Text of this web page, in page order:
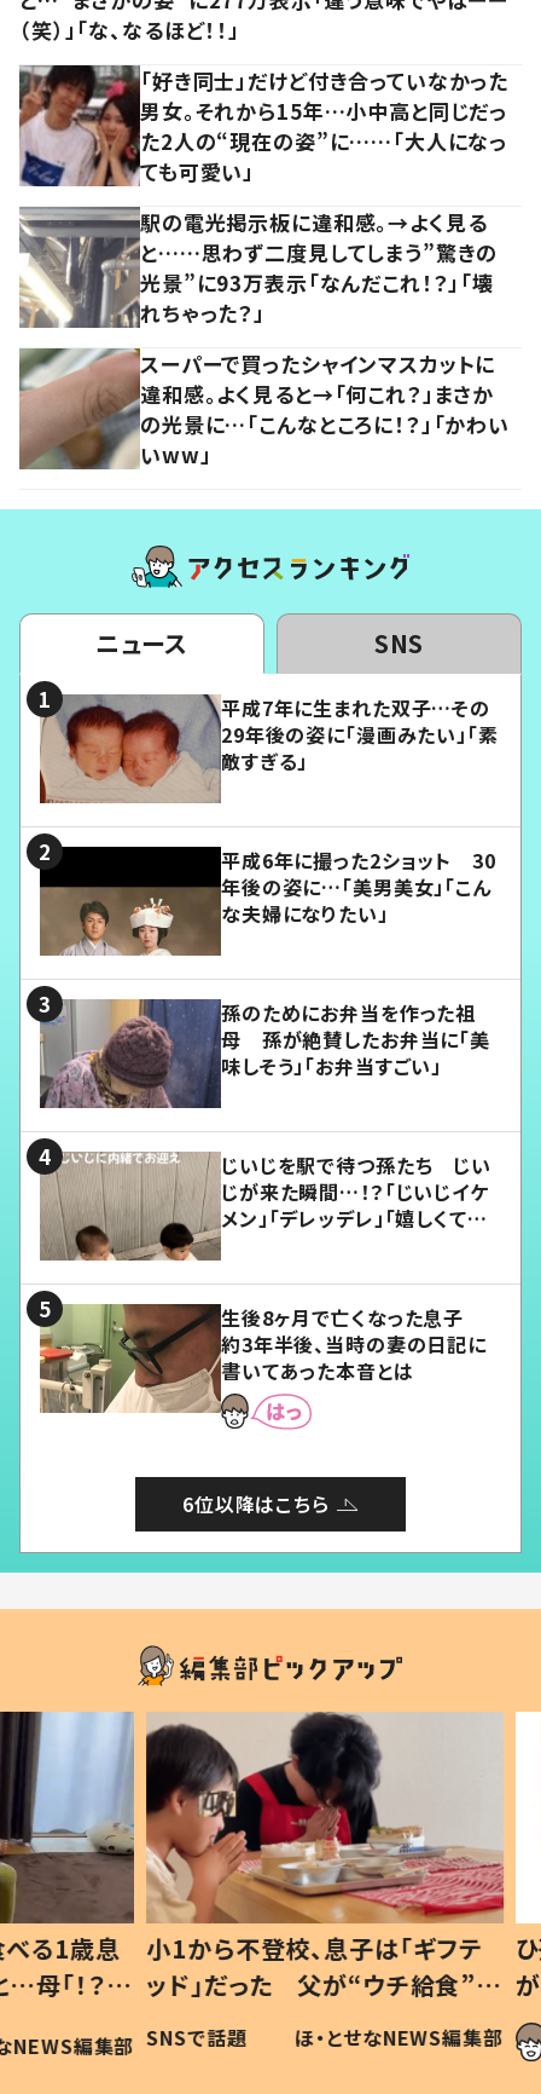
（笑）」「な、なるほど！！」
「好き同士」だけど付き合っていなかった
男女。それから15年…小中高と同じだっ
た2人の“現在の姿”に……「大人になっ
ても可愛い」
駅の電光掲示板に違和感。→よく見る
と……思わず二度見してしまう”驚きの
光景”に93万表示「なんだこれ！？」「壊
れちゃった？」
スーパーで買ったシャインマスカットに
違和感。よく見ると→「何これ？」まさか
の光景に…「こんなところに！？」「かわい
いww」
ニュース SNS
平成7年に生まれた双子…その
29年後の姿に「漫画みたい」「素
敵すぎる」
平成6年に撮った2ショット 30
年後の姿に…「美男美女」「こん
な夫婦になりたい」
孫のためにお弁当を作った祖
母 孫が絶賛したお弁当に「美
味しそう」「お弁当すごい」
じいじを駅で待つ孫たち じい
じが来た瞬間…！？「じいじイケ
メン」「デレッデレ」「嬉しくて可
生後8ヶ月で亡くなった息子
約3年半後、当時の妻の日記に
書いてあった本音とは
6位以降はこちら
歳息
？」
編集部
小1から不登校、息子は「ギフテ
ッド」だった 父が“ウチ給食”を
作り続ける理由とは #令和の親
#令和の子
SNSで話題 ほ・とせなNEWS編集部
ひ孫
が、
「涙が
い」